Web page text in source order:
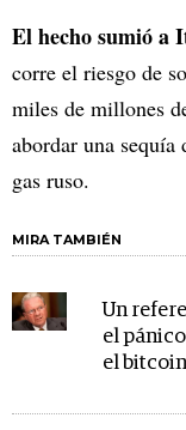
El hecho sumió a
corre el riesgo de
miles de millones
abordar una
gas ruso.
MIRA TAMBIÉN
Un
el
el